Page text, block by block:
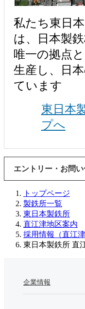
私たち東日
は、日本製
唯一の拠点
生産し、日
ています
東日本
プへ
エントリー・お問い
トップページ
製鉄所一覧
東日本製鉄所
直江津地区案内
採用情報（直江津
東日本製鉄所 直
企業情報